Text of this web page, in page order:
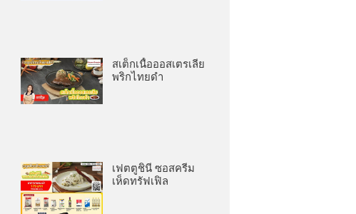
สเต็กเนื้อออสเตรเลีย
พริกไทยดำ
เฟตตูชินี ซอสครีม
เห็ดทรัฟเฟิล